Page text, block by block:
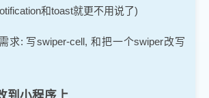
和toast就更不用说了)
求: 写swiper-cell, 和把一个swiper改写